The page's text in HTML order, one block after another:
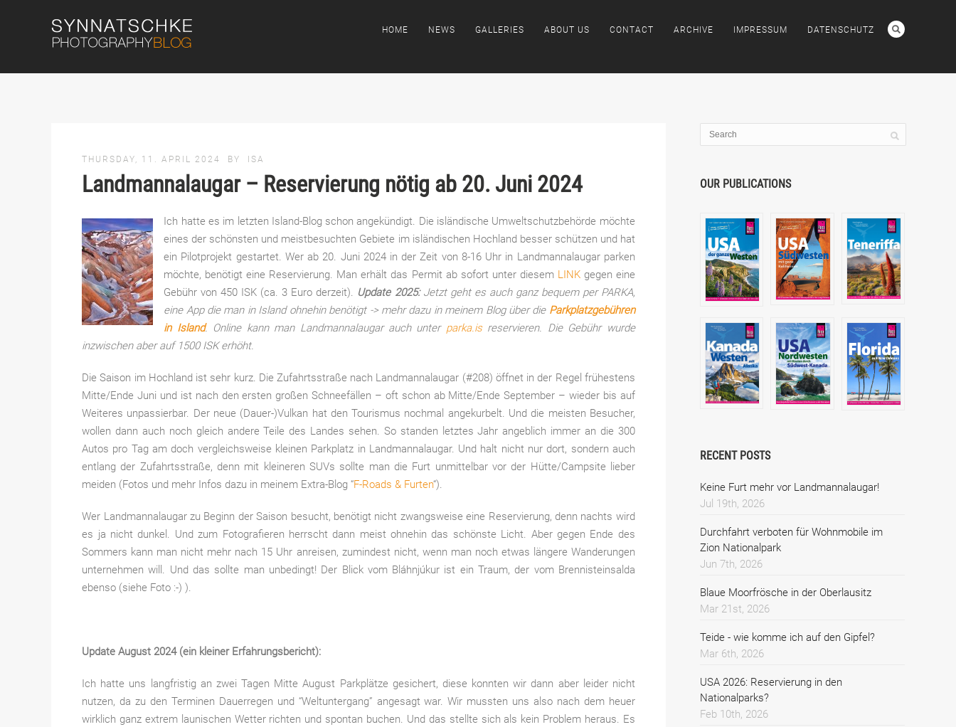
HOME NEWS GALLERIES ABOUT US CONTACT ARCHIVE IMPRESSUM DATENSCHUTZ
THURSDAY, 11. APRIL 2024 BY ISA
Landmannalaugar – Reservierung nötig ab 20. Juni 2024
Ich hatte es im letzten Island-Blog schon angekündigt. Die isländische Umweltschutzbehörde möchte
eines der schönsten und meistbesuchten Gebiete im isländischen Hochland besser schützen und hat
ein Pilotprojekt gestartet. Wer ab 20. Juni 2024 in der Zeit von 8-16 Uhr in Landmannalaugar parken
möchte, benötigt eine Reservierung. Man erhält das Permit ab sofort unter diesem LINKgegen eine
Gebühr von 450 ISK (ca. 3 Euro derzeit). Update 2025:Jetzt geht es auch ganz bequem per PARKA,
eine App die man in Island ohnehin benötigt -> mehr dazu in meinem Blog über die Parkplatzgebühren
in Island. Online kann man Landmannalaugar auch unter parka.isreservieren. Die Gebühr wurde
inzwischen aber auf 1500 ISK erhöht.
Die Saison im Hochland ist sehr kurz. Die Zufahrtsstraße nach Landmannalaugar (#208) öffnet in der Regel frühestens
Mitte/Ende Juni und ist nach den ersten großen Schneefällen – oft schon ab Mitte/Ende September – wieder bis auf
Weiteres unpassierbar. Der neue (Dauer-)Vulkan hat den Tourismus nochmal angekurbelt. Und die meisten Besucher,
wollen dann auch noch gleich andere Teile des Landes sehen. So standen letztes Jahr angeblich immer an die 300
Autos pro Tag am doch vergleichsweise kleinen Parkplatz in Landmannalaugar. Und halt nicht nur dort, sondern auch
entlang der Zufahrtsstraße, denn mit kleineren SUVs sollte man die Furt unmittelbar vor der Hütte/Campsite lieber
meiden (Fotos und mehr Infos dazu in meinem Extra-Blog “F-Roads & Furten“).
Wer Landmannalaugar zu Beginn der Saison besucht, benötigt nicht zwangsweise eine Reservierung, denn nachts wird
es ja nicht dunkel. Und zum Fotografieren herrscht dann meist ohnehin das schönste Licht. Aber gegen Ende des
Sommers kann man nicht mehr nach 15 Uhr anreisen, zumindest nicht, wenn man noch etwas längere Wanderungen
unternehmen will. Und das sollte man unbedingt! Der Blick vom Bláhnjúkur ist ein Traum, der vom Brennisteinsalda
ebenso (siehe Foto :-) ).
Update August 2024 (ein kleiner Erfahrungsbericht):
Ich hatte uns langfristig an zwei Tagen Mitte August Parkplätze gesichert, diese konnten wir dann aber leider nicht
nutzen, da zu den Terminen Dauerregen und “Weltuntergang” angesagt war. Wir mussten uns also nach dem heuer
wirklich ganz extrem launischen Wetter richten und spontan buchen. Und das stellte sich als kein Problem heraus. Es
OUR PUBLICATIONS
RECENT POSTS
Keine Furt mehr vor Landmannalaugar!
Jul 19th, 2026
Durchfahrt verboten für Wohnmobile im
Zion Nationalpark
Jun 7th, 2026
Blaue Moorfrösche in der Oberlausitz
Mar 21st, 2026
Teide - wie komme ich auf den Gipfel?
Mar 6th, 2026
USA 2026: Reservierung in den
Nationalparks?
Feb 10th, 2026